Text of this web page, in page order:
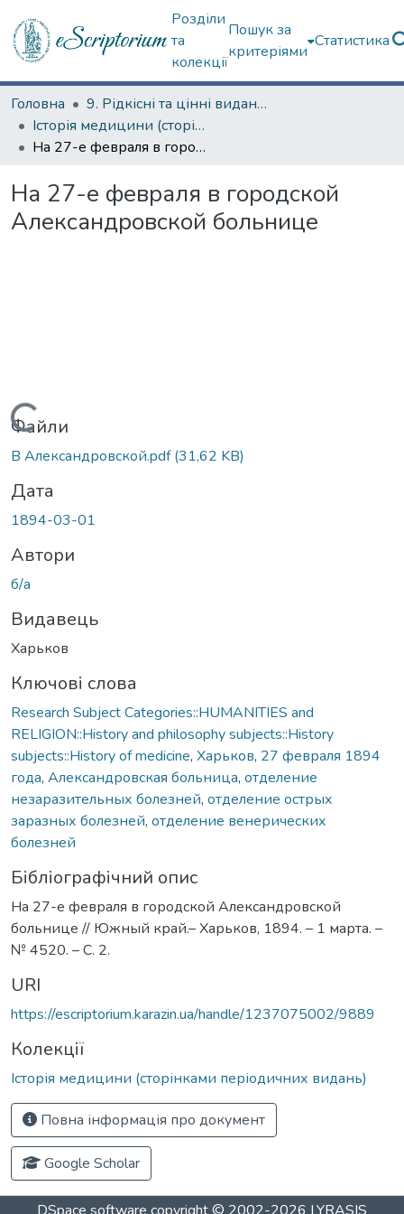
Розділи
та
колекції
Пошук за
критеріями
Статистика
Головна
9. Рідкісні та цінні видання
Історія медицини (сторінками періодичних видань)
На 27-е февраля в городской Александровской больнице
На 27-е февраля в городской
Александровской больнице
Вантажиться...
Файли
В Александровской.pdf(31,62 KB)
Дата
1894-03-01
Автори
б/а
Видавець
Харьков
Ключові слова
Research Subject Categories::HUMANITIES and
RELIGION::History and philosophy subjects::History
subjects::History of medicine, Харьков, 27 февраля 1894
года, Александровская больница, отделение
незаразительных болезней, отделение острых
заразных болезней, отделение венерических
болезней
Бібліографічний опис
На 27-е февраля в городской Александровской
больнице // Южный край.– Харьков, 1894. – 1 марта. –
№ 4520. – С. 2.
URI
https://escriptorium.karazin.ua/handle/1237075002/9889
Колекції
Історія медицини (сторінками періодичних видань)
Повна інформація про документ
Google Scholar